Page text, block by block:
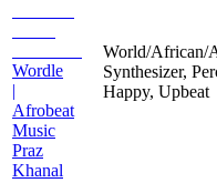
Wordle
|
Afrobeat
Music
Praz
Khanal
World/African/
Synthesizer,
Happy, Upbeat